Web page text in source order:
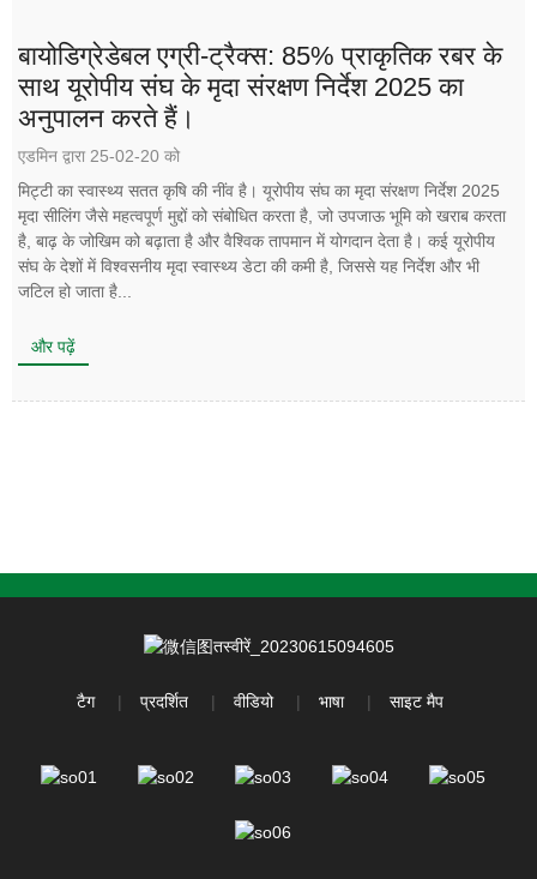
बायोडिग्रेडेबल एग्री-ट्रैक्स: 85% प्राकृतिक रबर के
साथ यूरोपीय संघ के मृदा संरक्षण निर्देश 2025 का
अनुपालन करते हैं।
एडमिन द्वारा 25-02-20 को
मिट्टी का स्वास्थ्य सतत कृषि की नींव है। यूरोपीय संघ का मृदा संरक्षण निर्देश 2025
मृदा सीलिंग जैसे महत्वपूर्ण मुद्दों को संबोधित करता है, जो उपजाऊ भूमि को खराब करता
है, बाढ़ के जोखिम को बढ़ाता है और वैश्विक तापमान में योगदान देता है। कई यूरोपीय
संघ के देशों में विश्वसनीय मृदा स्वास्थ्य डेटा की कमी है, जिससे यह निर्देश और भी
जटिल हो जाता है...
और पढ़ें
टैग प्रदर्शित वीडियो भाषा साइट मैप